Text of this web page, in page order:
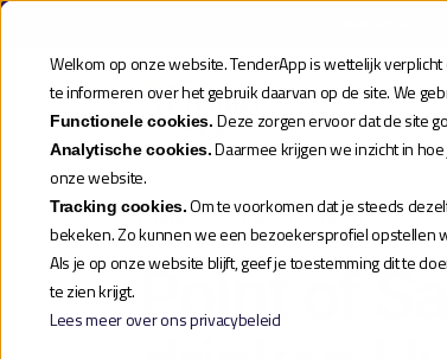
Welkom op onze website. TenderApp is wettelijk
te informeren over het gebruik daarvan op de site. We
Functionele cookies.Deze zorgen ervoor dat de site
Analytische cookies.Daarmee krijgen we inzicht in
onze website.
Tracking cookies.Om te voorkomen dat je steeds
bekeken. Zo kunnen we een bezoekersprofiel opstellen
Als je op onze website blijft, geef je toestemming dit te
te zien krijgt.
Lees meer over ons privacybeleid
Home »Aanbestedingen 2026»
Point of